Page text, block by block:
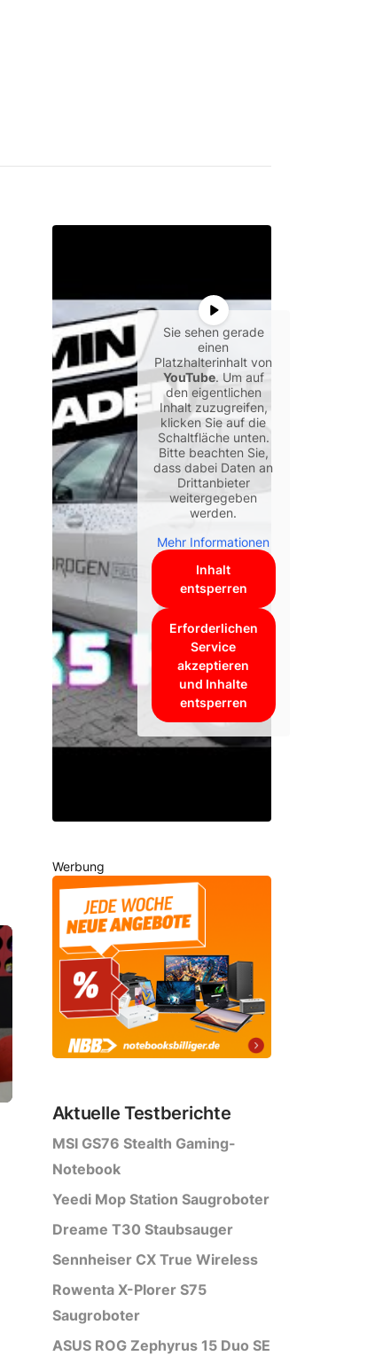
Sie sehen gerade
einen
Platzhalterinhalt von
YouTube. Um auf
den eigentlichen
Inhalt zuzugreifen,
klicken Sie auf die
Schaltfläche unten.
Bitte beachten Sie,
dass dabei Daten an
Drittanbieter
weitergegeben
werden.
Mehr Informationen
Inhalt
entsperren
Erforderlichen
Service
akzeptieren
und Inhalte
entsperren
Werbung
Aktuelle Testberichte
MSI GS76 Stealth Gaming-
Notebook
Yeedi Mop Station Saugroboter
Dreame T30 Staubsauger
Sennheiser CX True Wireless
Rowenta X-Plorer S75
Saugroboter
ASUS ROG Zephyrus 15 Duo SE